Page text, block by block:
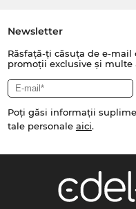
Newsletter
Răsfață-ți căsuța de e-mail
promoții exclusive și multe
Poți găsi informații
tale personale aici.